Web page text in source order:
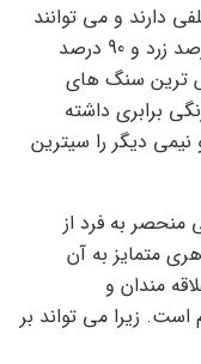
دارند و می توانند
از 75 درصد زرد و 25 درصد بنفش تا 10 درصد زرد و 90 درصد
ترین سنگ های
برابری داشته
دیگر را سیترین
به فرد از
متمایز به آن
مندان و
زیرا می تواند بر